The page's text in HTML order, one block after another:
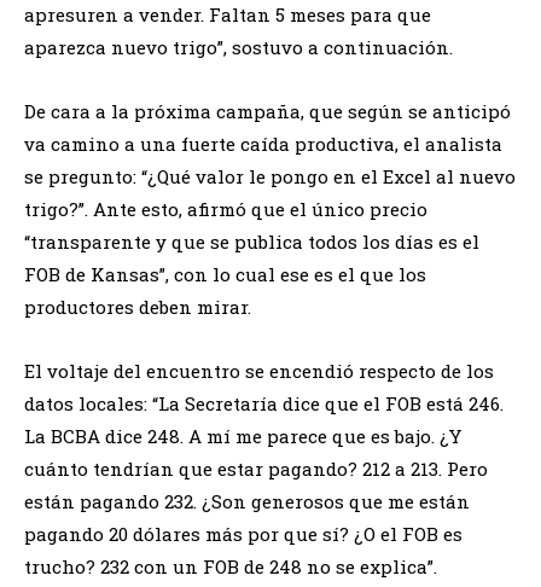
apresuren a vender. Faltan 5 meses para que
aparezca nuevo trigo”, sostuvo a continuación.
De cara a la próxima campaña, que según se anticipó
va camino a una fuerte caída productiva, el analista
se pregunto: “¿Qué valor le pongo en el Excel al nuevo
trigo?”. Ante esto, afirmó que el único precio
“transparente y que se publica todos los días es el
FOB de Kansas”, con lo cual ese es el que los
productores deben mirar.
El voltaje del encuentro se encendió respecto de los
datos locales: “La Secretaría dice que el FOB está 246.
La BCBA dice 248. A mí me parece que es bajo. ¿Y
cuánto tendrían que estar pagando? 212 a 213. Pero
están pagando 232. ¿Son generosos que me están
pagando 20 dólares más por que sí? ¿O el FOB es
trucho? 232 con un FOB de 248 no se explica”.